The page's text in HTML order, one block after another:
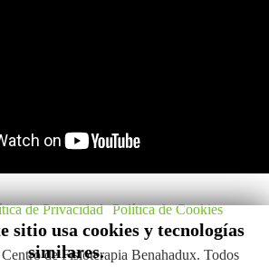
de Privacidad Política de Cookies
de Fisioterapia Benahadux. Todos
sitio usa cookies y tecnologías
similares.